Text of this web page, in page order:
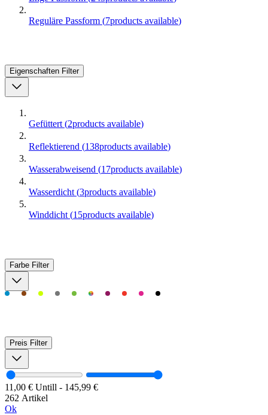
Reguläre Passform (7products available)
Eigenschaften Filter
Gefüttert (2products available)
Reflektierend (138products available)
Wasserabweisend (17products available)
Wasserdicht (3products available)
Winddicht (15products available)
Farbe Filter
Preis Filter
11,00 € Untill - 145,99 €
262 Artikel
Ok